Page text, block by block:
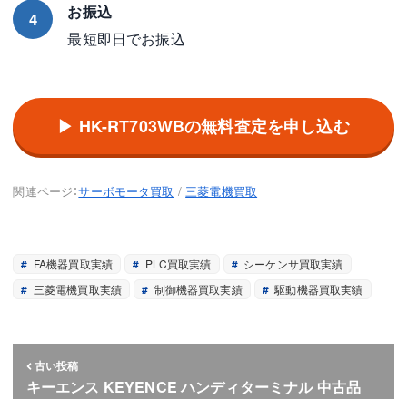
4
お振込
最短即日でお振込
▶ HK-RT703WBの無料査定を申し込む
関連ページ：サーボモータ買取 /三菱電機買取
FA機器買取実績 PLC買取実績
シーケンサ買取実績
三菱電機買取実績
制御機器買取実績 駆動機器買取実績
古い投稿
キーエンス KEYENCE ハンディターミナル 中古品